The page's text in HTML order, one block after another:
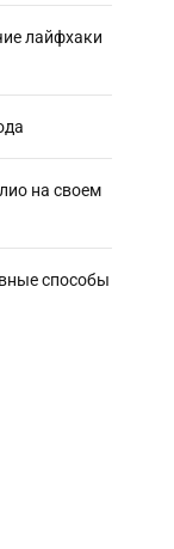
лайфхаки
на своем
способы